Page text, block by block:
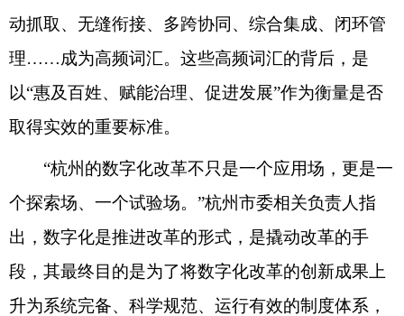
动抓取、无缝衔接、多跨协同、综合集成、闭环管
理……成为高频词汇。这些高频词汇的背后，是
以“惠及百姓、赋能治理、促进发展”作为衡量是否
取得实效的重要标准。
“杭州的数字化改革不只是一个应用场，更是一
个探索场、一个试验场。”杭州市委相关负责人指
出，数字化是推进改革的形式，是撬动改革的手
段，其最终目的是为了将数字化改革的创新成果上
升为系统完备、科学规范、运行有效的制度体系，